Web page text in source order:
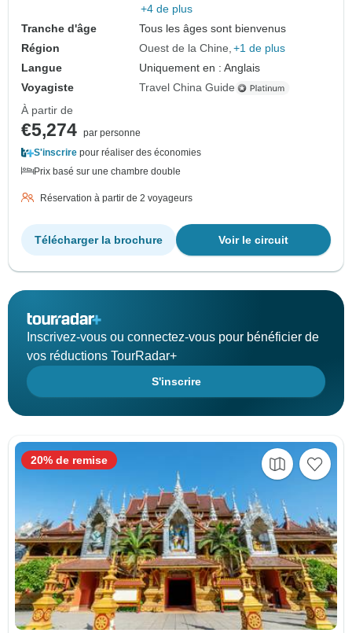
+4 de plus
Tranche d'âge
Tous les âges sont bienvenus
Région
Ouest de la Chine +1 de plus
Langue
Uniquement en : Anglais
Voyagiste
Travel China Guide
À partir de
€5,274 par personne
S'inscrire pour réaliser des économies
Prix basé sur une chambre double
Réservation à partir de 2 voyageurs
Voir le circuit
Télécharger la brochure
Inscrivez-vous ou connectez-vous pour bénéficier de
vos réductions TourRadar+
S'inscrire
20% de remise